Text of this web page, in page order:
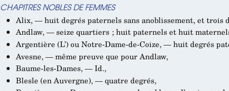
CHAPITRES NOBLES DE FEMMES
Alix, — huit degrés paternels sans anoblissement, et trois
Andlaw, — seize quartiers ; huit paternels et huit
Argentière (L’) ou Notre-Dame-de-Coize, — huit degrés
Avesne, — même preuve que pour Andlaw,
Baume-les-Dames, — Id.,
Blesle (en Auvergne), — quatre degrés,